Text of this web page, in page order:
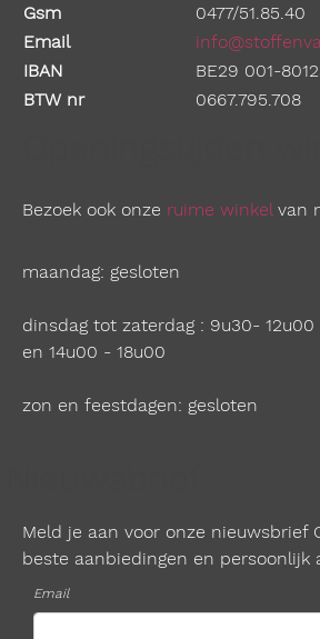
Gsm
0477/51.85.40
Email
IBAN
BE29 001-
BTW nr
0667.795.708
Bezoek ook onze ruime winkelvan
maandag: gesloten
dinsdag tot zaterdag : 9u30- 12u00
en 14u00 - 18u00
zon en feestdagen: gesloten
Meld je aan voor onze nieuwsbrief
beste aanbiedingen en persoonlijk
Email